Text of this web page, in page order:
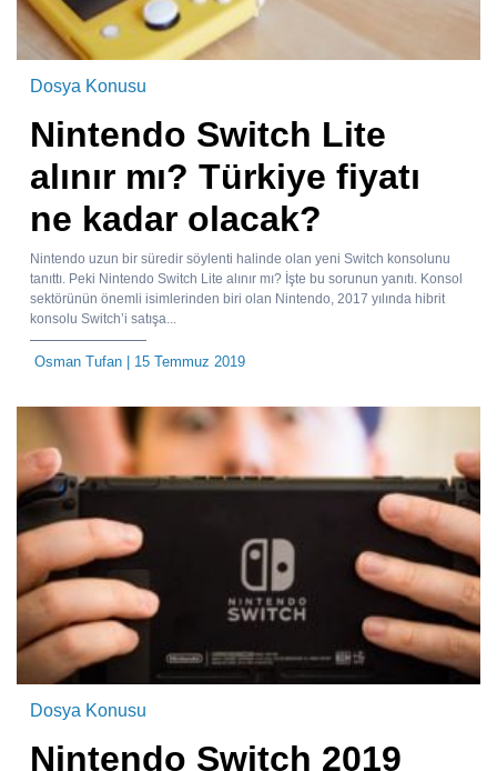
Dosya Konusu
Nintendo Switch Lite
alınır mı? Türkiye fiyatı
ne kadar olacak?
Nintendo uzun bir süredir söylenti halinde olan yeni Switch konsolunu
tanıttı. Peki Nintendo Switch Lite alınır mı? İşte bu sorunun yanıtı. Konsol
sektörünün önemli isimlerinden biri olan Nintendo, 2017 yılında hibrit
konsolu Switch’i satışa...
Osman Tufan | 15 Temmuz 2019
Dosya Konusu
Nintendo Switch 2019